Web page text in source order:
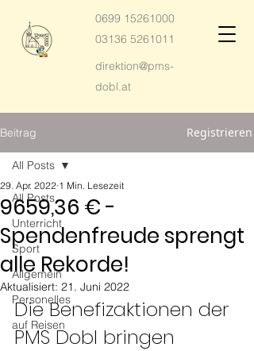
0699 15261000
03136 5261011
direktion@pms-
dobl.at
Beitrag Registrieren
All Posts
Unterricht
Sport
Allgemein
Personelles
auf Reisen
All Posts
9659,36 € -
Spendenfreude sprengt
alle Rekorde!
29. Apr. 2022 1 Min. Lesezeit
Aktualisiert: 21. Juni 2022
Die Benefizaktionen der
PMS Dobl bringen